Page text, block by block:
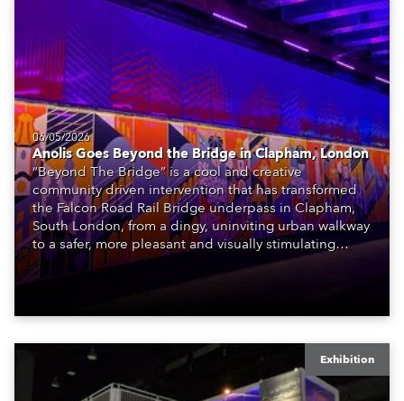
06/05/2026
Anolis Goes Beyond the Bridge in Clapham, London
“Beyond The Bridge” is a cool and creative
community driven intervention that has transformed
the Falcon Road Rail Bridge underpass in Clapham,
South London, from a dingy, uninviting urban walkway
to a safer, more pleasant and visually stimulating
environment with the application of art, lighting and
logistics.
Exhibition